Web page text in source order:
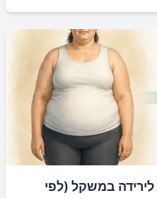
לירידה במשקל (לפי